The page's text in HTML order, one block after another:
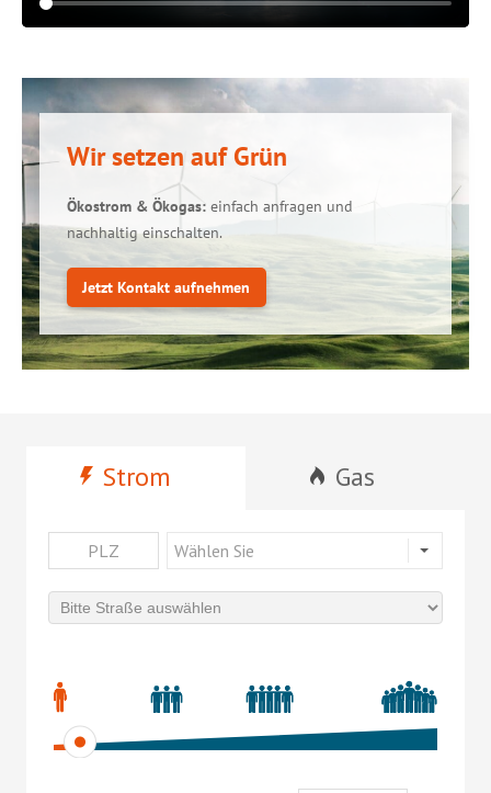
Wir setzen auf Grün
Ökostrom & Ökogas: einfach anfragen und
nachhaltig einschalten.
Jetzt Kontakt aufnehmen